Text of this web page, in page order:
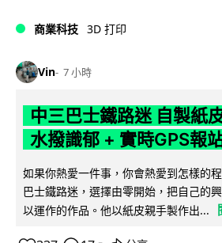
商業科技 3D 打印
Vin 7 小時
中三巴士鐵路迷 自製紙
水撥識郁 + 實時GPS報
如果你熱愛一件事，你會熱愛到怎樣的
巴士鐵路迷，選擇由零開始，把自己的
以運作的作品。他以紙皮親手製作出...